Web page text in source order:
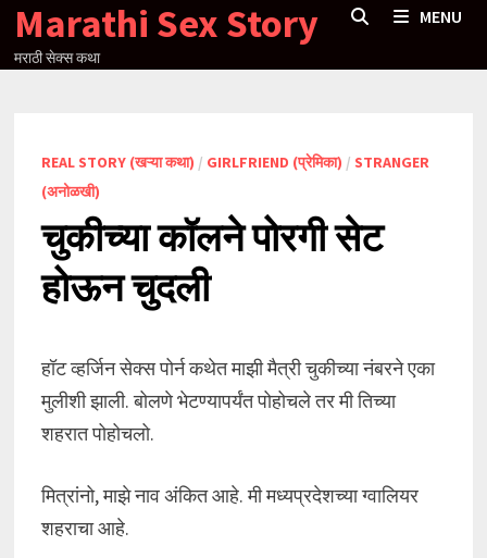
Skip
content
Marathi Sex Story
मराठी सेक्स कथा
MENU
REAL STORY (खऱ्या कथा) / GIRLFRIEND (प्रेमिका) / STRANGER
(अनोळखी)
चुकीच्या कॉलने पोरगी सेट
होऊन चुदली
हॉट व्हर्जिन सेक्स पोर्न कथेत माझी मैत्री चुकीच्या नंबरने एका
मुलीशी झाली. बोलणे भेटण्यापर्यंत पोहोचले तर मी तिच्या
शहरात पोहोचलो.
मित्रांनो, माझे नाव अंकित आहे. मी मध्यप्रदेशच्या ग्वालियर
शहराचा आहे.